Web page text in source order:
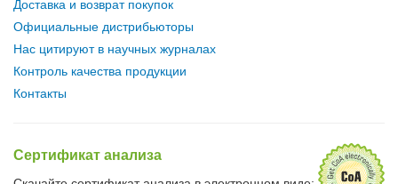
Доставка и возврат покупок
Официальные дистрибьюторы
Нас цитируют в научных журналах
Контроль качества продукции
Контакты
Сертификат анализа